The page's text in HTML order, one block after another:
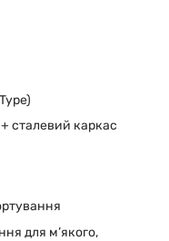
сталевий каркас
для м’якого,